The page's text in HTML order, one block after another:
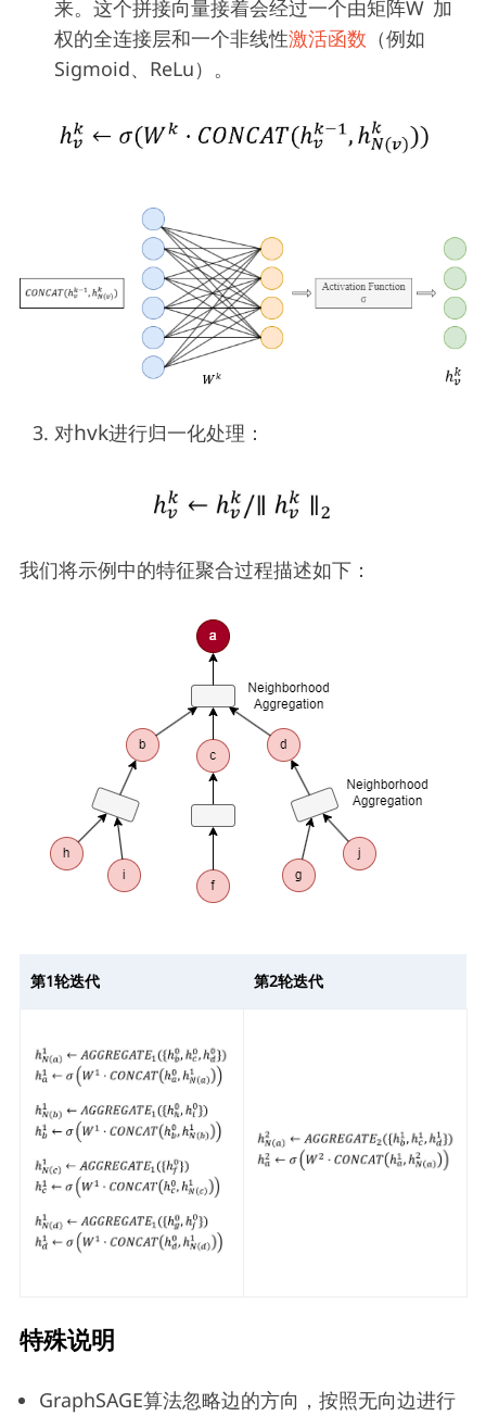
来。这个拼接向量接着会经过一个由矩阵W 加
权的全连接层和一个非线性激活函数 （例如
Sigmoid、ReLu）。
对hvk进行归一化处理：
我们将示例中的特征聚合过程描述如下：
第1轮迭代 第2轮迭代
特殊说明
GraphSAGE算法忽略边的方向，按照无向边进行